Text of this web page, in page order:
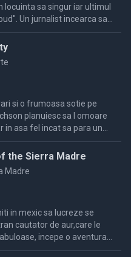
locuinta sa singur iar ultimul
Un jurnalist incearca sa
ceea ce a vrut sa spun
si o frumoasa sotie pe
the Sierra Madre
Madre
in mexic sa lucreze se
cautator de aur,care le
incepe o aventura